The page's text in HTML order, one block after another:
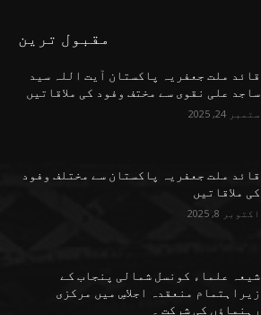
مقبول ترین
قائد ملت جعفریہ پاکستان آیت اللہ سید
ساجد علی نقوی سے مختف وفود کی ملاقاتیں
ستمبر 24, 2025
قائد ملت جعفریہ پاکستان سے مختلف وفود
کی ملاقاتیں
اکتوبر 8, 2025
شیعہ علماء کونسل شمالی پنجاب کے
زیراہتمام منعقدہ اجلاسِ میں مرکزی
رہنماؤں کی شرکت ۔